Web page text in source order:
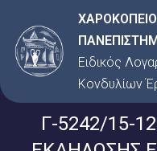
στο
περιεχόμενο
ΧΑΡΟΚΟΠΕΙΟ
Ειδικός
Κονδυλίων
Γ-5242/15-